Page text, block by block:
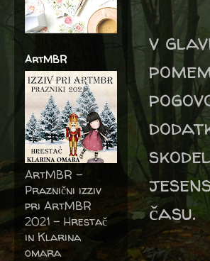
v
času.
ArtMBR
ArtMBR -
Praznični izziv
pri ArtMBR
2021 – Hrestač
in Klarina
omara